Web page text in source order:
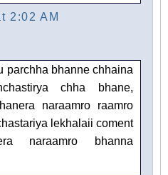
2:02 AM
parchha bhanne chhaina
chha bhane,
naraamro raamro
lekhalaii coment
naraamro bhanna